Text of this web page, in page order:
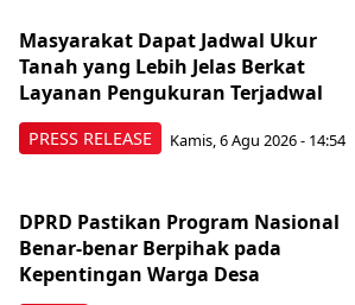
PRESS RELEASE
Masyarakat Dapat Jadwal Ukur
Tanah yang Lebih Jelas Berkat
Layanan Pengukuran Terjadwal
Kamis, 6 Agu 2026 - 14:54
DPRD Pastikan Program Nasional
Benar-benar Berpihak pada
Kepentingan Warga Desa